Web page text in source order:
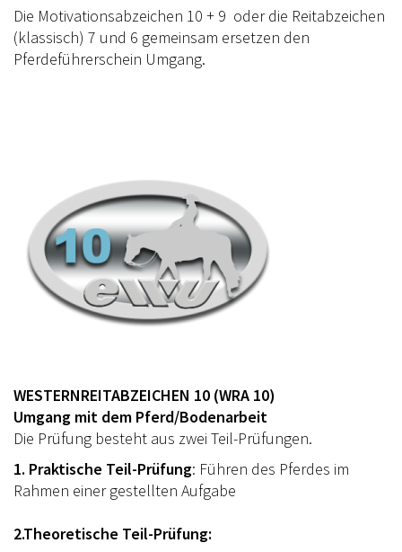
VEREIN
DOWNLOAD
LANDESVERBÄNDE
JUGEND
KIDS CLUB
JUNGPFERDEPROGRAMM
LOGIN
IMPRESSUM
KONTAKT
Die Motivationsabzeichen 10 + 9 oder die Reitabzeichen
(klassisch) 7 und 6 gemeinsam ersetzen den
Pferdeführerschein Umgang.
WESTERNREITABZEICHEN 10 (WRA 10)
Umgang mit dem Pferd/Bodenarbeit
Die Prüfung besteht aus zwei Teil-Prüfungen.
1. Praktische Teil-Prüfung: Führen des Pferdes im
Rahmen einer gestellten Aufgabe
2.Theoretische Teil-Prüfung: